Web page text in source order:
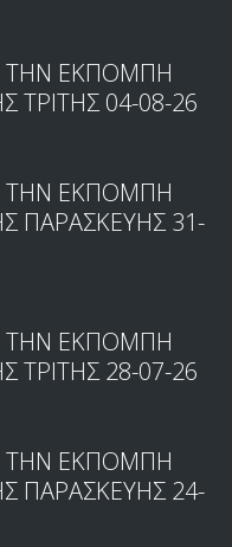
ΤΗΝ ΕΚΠΟΜΠΗ
ΤΡΙΤΗΣ 04-08-26
ΤΗΝ ΕΚΠΟΜΠΗ
ΠΑΡΑΣΚΕΥΗΣ 31-
ΤΗΝ ΕΚΠΟΜΠΗ
ΤΡΙΤΗΣ 28-07-26
ΤΗΝ ΕΚΠΟΜΠΗ
ΠΑΡΑΣΚΕΥΗΣ 24-